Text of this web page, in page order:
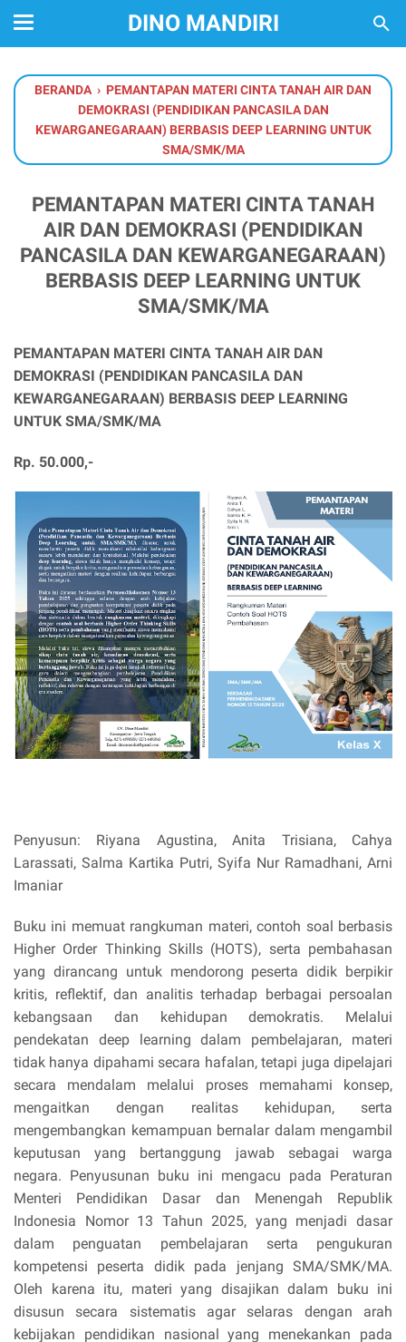
DINO MANDIRI
BERANDA › PEMANTAPAN MATERI CINTA TANAH AIR DAN
DEMOKRASI (PENDIDIKAN PANCASILA DAN
KEWARGANEGARAAN) BERBASIS DEEP LEARNING UNTUK
SMA/SMK/MA
PEMANTAPAN MATERI CINTA TANAH
AIR DAN DEMOKRASI (PENDIDIKAN
PANCASILA DAN KEWARGANEGARAAN)
BERBASIS DEEP LEARNING UNTUK
SMA/SMK/MA
PEMANTAPAN MATERI CINTA TANAH AIR DAN
DEMOKRASI (PENDIDIKAN PANCASILA DAN
KEWARGANEGARAAN) BERBASIS DEEP LEARNING
UNTUK SMA/SMK/MA
Rp. 50.000,-
Penyusun: Riyana Agustina, Anita Trisiana, Cahya
Larassati, Salma Kartika Putri, Syifa Nur Ramadhani, Arni
Imaniar
Buku ini memuat rangkuman materi, contoh soal berbasis
Higher Order Thinking Skills (HOTS), serta pembahasan
yang dirancang untuk mendorong peserta didik berpikir
kritis, reflektif, dan analitis terhadap berbagai persoalan
kebangsaan dan kehidupan demokratis. Melalui
pendekatan deep learning dalam pembelajaran, materi
tidak hanya dipahami secara hafalan, tetapi juga dipelajari
secara mendalam melalui proses memahami konsep,
mengaitkan dengan realitas kehidupan, serta
mengembangkan kemampuan bernalar dalam mengambil
keputusan yang bertanggung jawab sebagai warga
negara. Penyusunan buku ini mengacu pada Peraturan
Menteri Pendidikan Dasar dan Menengah Republik
Indonesia Nomor 13 Tahun 2025, yang menjadi dasar
dalam penguatan pembelajaran serta pengukuran
kompetensi peserta didik pada jenjang SMA/SMK/MA.
Oleh karena itu, materi yang disajikan dalam buku ini
disusun secara sistematis agar selaras dengan arah
kebijakan pendidikan nasional yang menekankan pada